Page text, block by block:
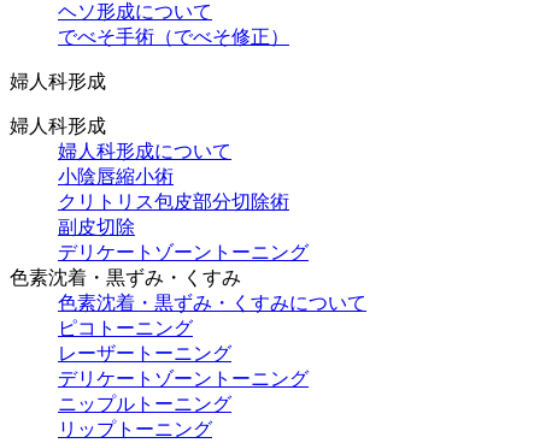
ヘソ形成について
でべそ手術（でべそ修正）
婦人科形成
婦人科形成
婦人科形成について
小陰唇縮小術
クリトリス包皮部分切除術
副皮切除
デリケートゾーントーニング
色素沈着・黒ずみ・くすみ
色素沈着・黒ずみ・くすみについて
ピコトーニング
レーザートーニング
デリケートゾーントーニング
ニップルトーニング
リップトーニング